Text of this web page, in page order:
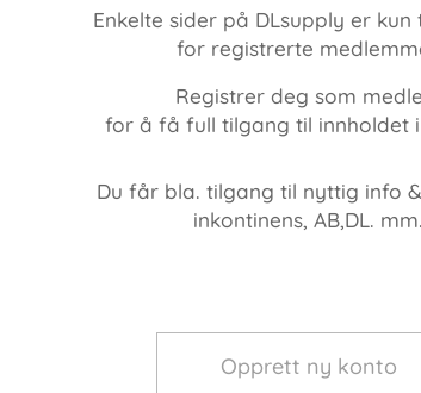
Enkelte sider på DLsupply er kun
for registrerte
Registrer deg som
for å få full tilgang til innholdet
Du får bla. tilgang til nyttig info
inkontinens, AB,DL. mm.
Opprett ny konto